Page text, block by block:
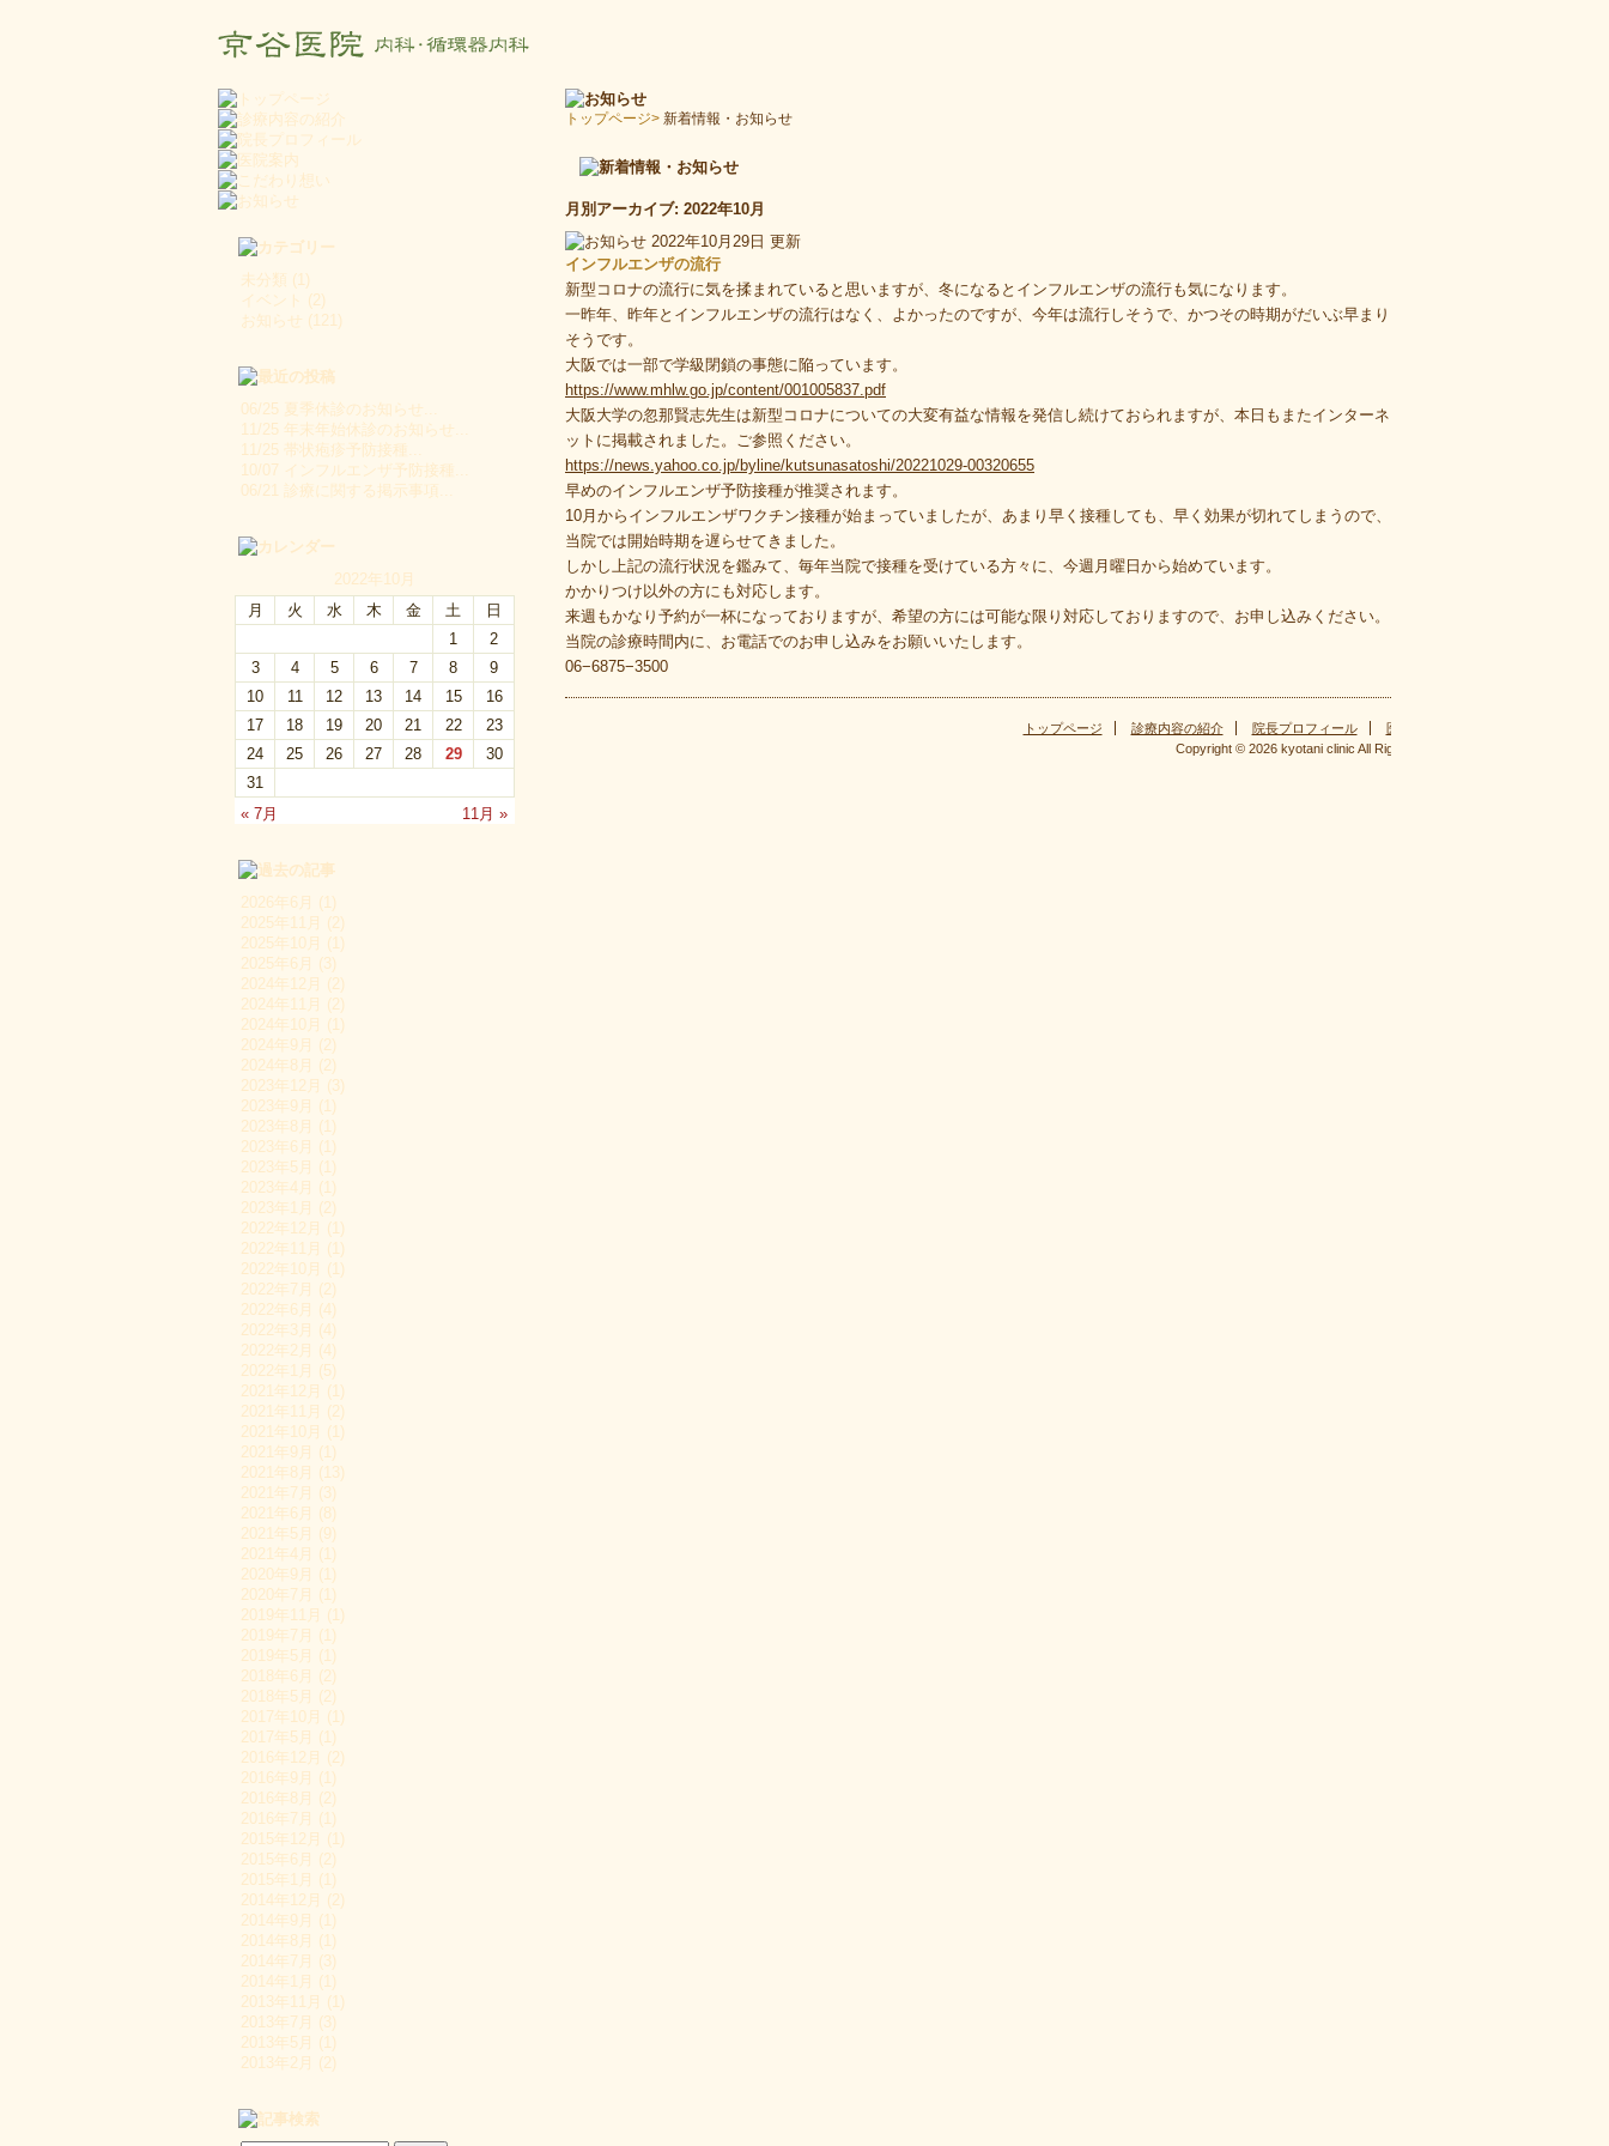
未分類 (1)
イベント (2)
お知らせ (121)
06/25 夏季休診のお知らせ...
11/25 年末年始休診のお知らせ...
11/25 帯状疱疹予防接種...
10/07 インフルエンザ予防接種...
06/21 診療に関する掲示事項...
2022年10月
月
火 水 木 金 土 日
« 7月 11月 »
1
2
3
4 5 6 7 8
9
10
11 12 13 14 15
16
17
18 19 20 21 22
23
24
25 26 27 28 29
30
31
2026年6月 (1)
2025年11月 (2)
2025年10月 (1)
2025年6月 (3)
2024年12月 (2)
2024年11月 (2)
2024年10月 (1)
2024年9月 (2)
2024年8月 (2)
2023年12月 (3)
2023年9月 (1)
2023年8月 (1)
2023年6月 (1)
2023年5月 (1)
2023年4月 (1)
2023年1月 (2)
2022年12月 (1)
2022年11月 (1)
2022年10月 (1)
2022年7月 (2)
2022年6月 (4)
2022年3月 (4)
2022年2月 (4)
2022年1月 (5)
2021年12月 (1)
2021年11月 (2)
2021年10月 (1)
2021年9月 (1)
2021年8月 (13)
2021年7月 (3)
2021年6月 (8)
2021年5月 (9)
2021年4月 (1)
2020年9月 (1)
2020年7月 (1)
2019年11月 (1)
2019年7月 (1)
2019年5月 (1)
2018年6月 (2)
2018年5月 (2)
2017年10月 (1)
2017年5月 (1)
2016年12月 (2)
2016年9月 (1)
2016年8月 (2)
2016年7月 (1)
2015年12月 (1)
2015年6月 (2)
2015年1月 (1)
2014年12月 (2)
2014年9月 (1)
2014年8月 (1)
2014年7月 (3)
2014年1月 (1)
2013年11月 (1)
2013年7月 (3)
2013年5月 (1)
2013年2月 (2)
トップページ> 新着情報・お知らせ
月別アーカイブ: 2022年10月
2022年10月29日 更新
インフルエンザの流行
新型コロナの流行に気を揉まれていると思いますが、冬になるとインフルエンザの流行も気になります。
一昨年、昨年とインフルエンザの流行はなく、よかったのですが、今年は流行しそうで、かつその時期がだいぶ早まり
そうです。
大阪では一部で学級閉鎖の事態に陥っています。
https://www.mhlw.go.jp/content/001005837.pdf
大阪大学の忽那賢志先生は新型コロナについての大変有益な情報を発信し続けておられますが、本日もまたインターネ
ットに掲載されました。ご参照ください。
https://news.yahoo.co.jp/byline/kutsunasatoshi/20221029-00320655
早めのインフルエンザ予防接種が推奨されます。
10月からインフルエンザワクチン接種が始まっていましたが、あまり早く接種しても、早く効果が切れてしまうので、
当院では開始時期を遅らせてきました。
しかし上記の流行状況を鑑みて、毎年当院で接種を受けている方々に、今週月曜日から始めています。
かかりつけ以外の方にも対応します。
来週もかなり予約が一杯になっておりますが、希望の方には可能な限り対応しておりますので、お申し込みください。
当院の診療時間内に、お電話でのお申し込みをお願いいたします。
06−6875−3500
トップページ 診療内容の紹介 院長プロフィール 医院案内
Copyright © 2026 kyotani clinic All Rights Reserved.